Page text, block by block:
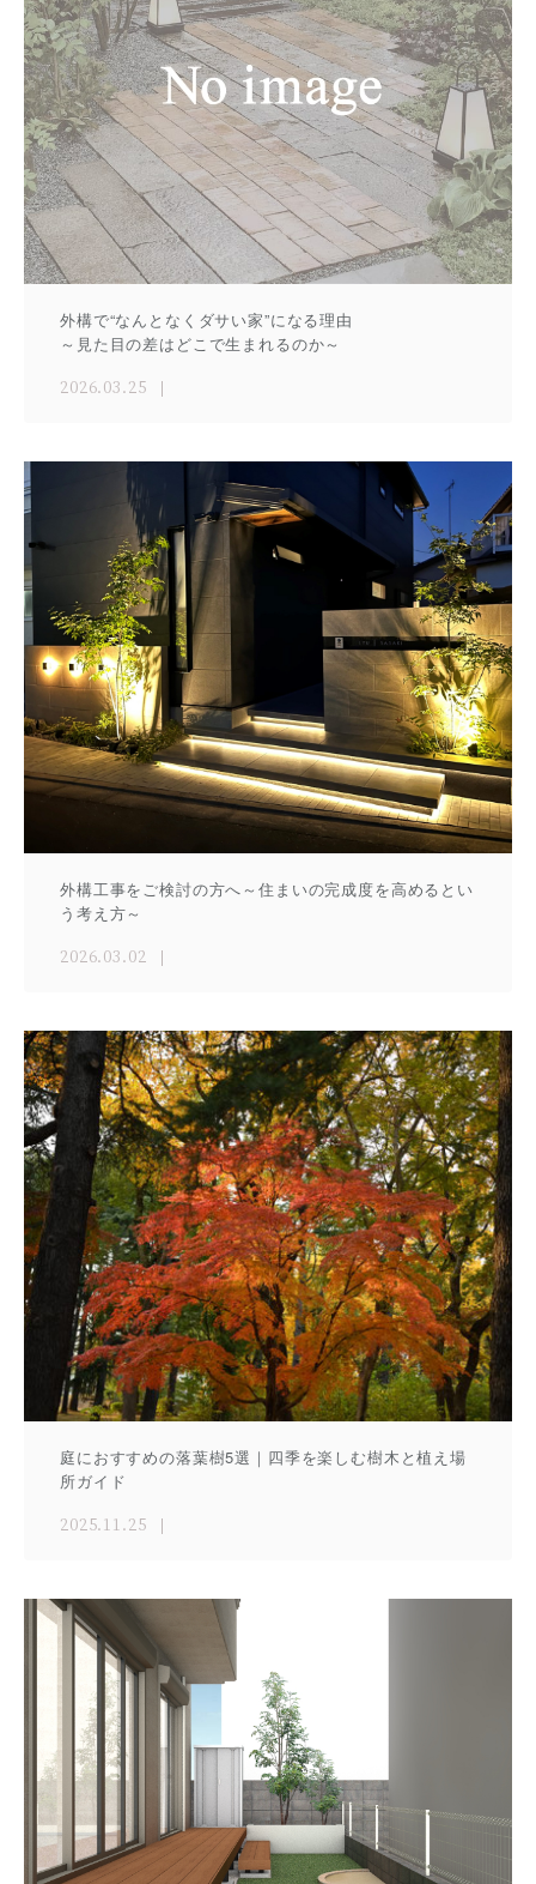
外構で“なんとなくダサい家”になる理由
～見た目の差はどこで生まれるのか～
2026.03.25
外構工事をご検討の方へ～住まいの完成度を高めるとい
う考え方～
2026.03.02
庭におすすめの落葉樹5選｜四季を楽しむ樹木と植え場
所ガイド
2025.11.25